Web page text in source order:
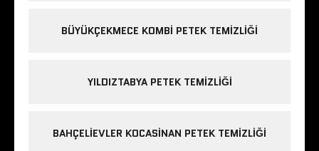
BÜYÜKÇEKMECE KOMBI PETEK TEMIZLIĞI
YILDIZTABYA PETEK TEMIZLIĞI
BAHÇELIEVLER KOCASINAN PETEK TEMIZLIĞI